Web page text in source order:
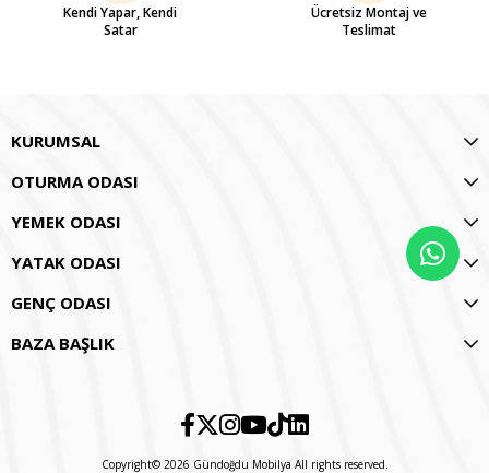
Kendi Yapar, Kendi
Satar
Ücretsiz Montaj ve
Teslimat
KURUMSAL
OTURMA ODASI
YEMEK ODASI
YATAK ODASI
GENÇ ODASI
BAZA BAŞLIK
Copyright© 2026 Gündoğdu Mobilya All rights reserved.